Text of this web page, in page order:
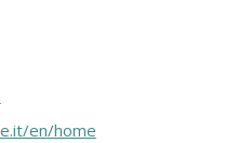
en/home